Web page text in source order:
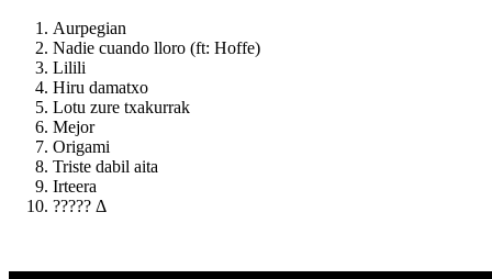
Aurpegian
Nadie cuando lloro (ft: Hoffe)
Lilili
Hiru damatxo
Lotu zure txakurrak
Mejor
Origami
Triste dabil aita
Irteera
????? Δ